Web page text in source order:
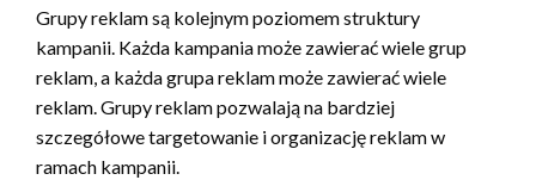
Grupy reklam są kolejnym poziomem struktury
kampanii. Każda kampania może zawierać wiele grup
reklam, a każda grupa reklam może zawierać wiele
reklam. Grupy reklam pozwalają na bardziej
szczegółowe targetowanie i organizację reklam w
ramach kampanii.